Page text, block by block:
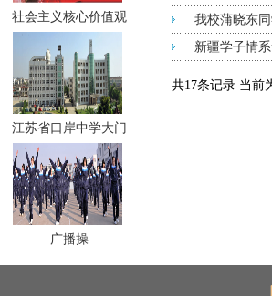
社会主义核心价值观
江苏省口岸中学大门
广播操
我校蒲晓东
新疆学子情
共17条记录 当前